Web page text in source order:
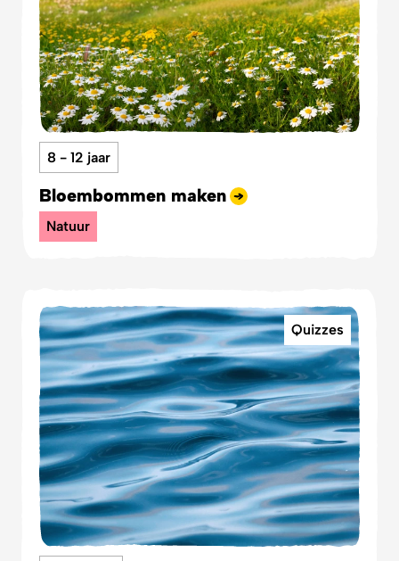
8 - 12 jaar
Bloembommen maken
Natuur
Quizzes